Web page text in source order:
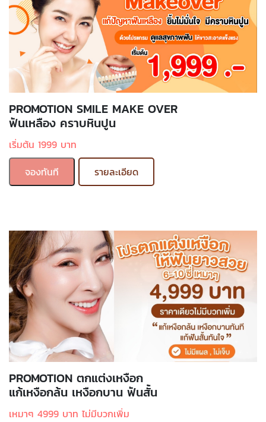
PROMOTION SMILE MAKE OVER
ฟันเหลือง คราบหินปูน
เริ่มต้น 1999 บาท
จองทันที
รายละเอียด
PROMOTION ตกแต่งเหงือก
แก้เหงือกล้น เหงือกบาน ฟันสั้น
เหมาๆ 4999 บาท ไม่มีบวกเพิ่ม